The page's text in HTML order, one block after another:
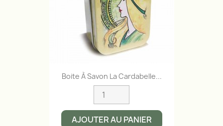
Boite À Savon La Cardabelle...
AJOUTER AU PANIER